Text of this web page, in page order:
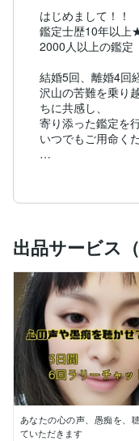
はじめまして！！
鑑定士歴10年以
2000人以上の鑑定
結婚5回、離婚4回
沢山の苦難を乗り
ちに共感し、
寄り添った鑑定を
いつでもご用命く
あなたの今の素直
霊視と霊感タロッ
します。
★承認欲求を求め
聴きの方へお越し
【占術】
★霊視→あなたの
と潜在意識を視さ
★霊感タロット→
てのカードを使用
★ヒーリング→あ
様、エンジェル様
★リーディング→
見つけます。
出品サービス（
あなたの心の声、愚痴を、
ていただきます